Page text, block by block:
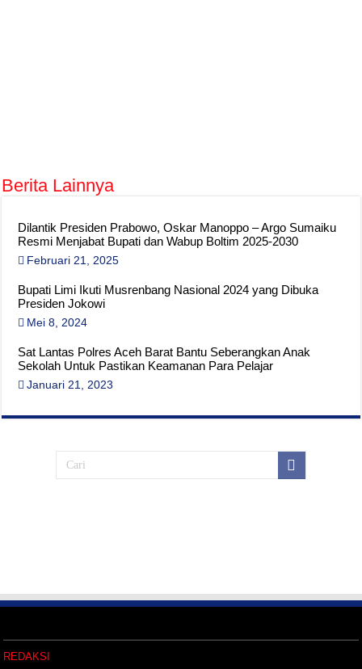
Berita Lainnya
Dilantik Presiden Prabowo, Oskar Manoppo – Argo Sumaiku
Resmi Menjabat Bupati dan Wabup Boltim 2025-2030
Februari 21, 2025
Bupati Limi Ikuti Musrenbang Nasional 2024 yang Dibuka
Presiden Jokowi
Mei 8, 2024
Sat Lantas Polres Aceh Barat Bantu Seberangkan Anak
Sekolah Untuk Pastikan Keamanan Para Pelajar
Januari 21, 2023
REDAKSI